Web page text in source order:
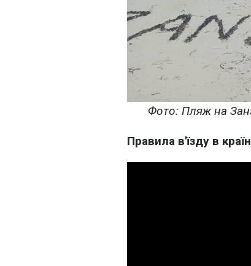
Фото: Пляж на
Правила в'їзду в